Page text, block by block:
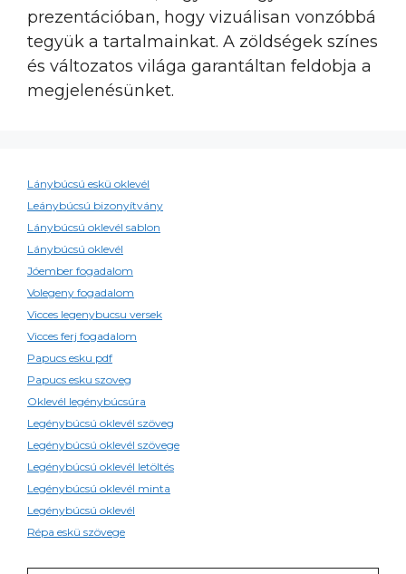
prezentációban, hogy vizuálisan vonzóbbá
tegyük a tartalmainkat. A zöldségek színes
és változatos világa garantáltan feldobja a
megjelenésünket.
Lánybúcsú eskü oklevél
Leánybúcsú bizonyítvány
Lánybúcsú oklevél sablon
Lánybúcsú oklevél
Jóember fogadalom
Volegeny fogadalom
Vicces legenybucsu versek
Vicces ferj fogadalom
Papucs esku pdf
Papucs esku szoveg
Oklevél legénybúcsúra
Legénybúcsú oklevél szöveg
Legénybúcsú oklevél szövege
Legénybúcsú oklevél letöltés
Legénybúcsú oklevél minta
Legénybúcsú oklevél
Répa eskü szövege